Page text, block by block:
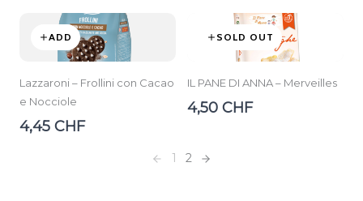
ADD
Lazzaroni – Frollini con Cacao
e Nocciole
4,45 CHF
SOLD OUT
IL PANE DI ANNA – Merveilles
4,50 CHF
Previous
1 2
Next